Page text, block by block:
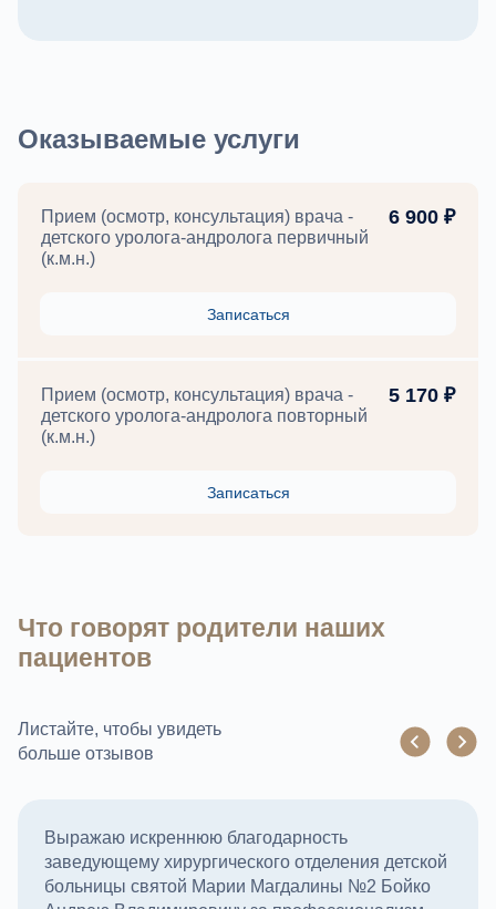
Оказываемые услуги
Прием (осмотр, консультация) врача -
детского уролога-андролога первичный
(к.м.н.)
6 900 ₽
Записаться
Прием (осмотр, консультация) врача -
детского уролога-андролога повторный
(к.м.н.)
5 170 ₽
Записаться
Что говорят родители наших
пациентов
Листайте, чтобы увидеть
больше отзывов
Выражаю искреннюю благодарность
заведующему хирургического отделения детской
больницы святой Марии Магдалины №2 Бойко